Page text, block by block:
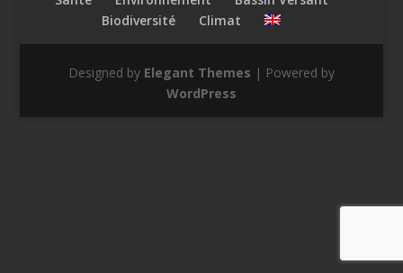
Biodiversité
Climat
Designed by Elegant Themes | Powered by
WordPress